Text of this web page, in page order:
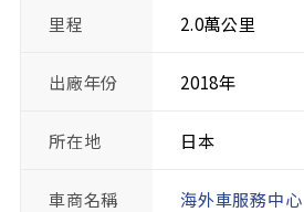
里程 2.0萬公里
出廠年份 2018年
所在地 日本
車商名稱 海外車服務中心